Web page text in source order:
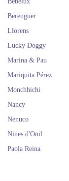
Berenguer
Llorens
Lucky Doggy
Marina & Pau
Mariquita Pérez
Monchhichi
Nancy
Nenuco
Nines d'Onil
Paola Reina